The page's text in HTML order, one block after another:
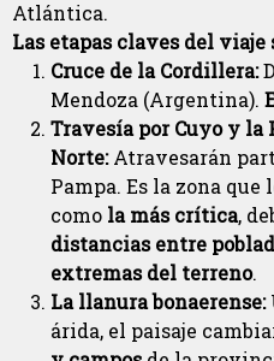
Atlántica.
Las etapas claves del viaje
Cruce de la Cordillera:
Mendoza (Argentina).
Travesía por Cuyo y la
Norte:Atravesarán
Pampa. Es la zona
como la más crítica,
distancias entre
extremas del terreno.
La llanura bonaerense:
árida, el paisaje